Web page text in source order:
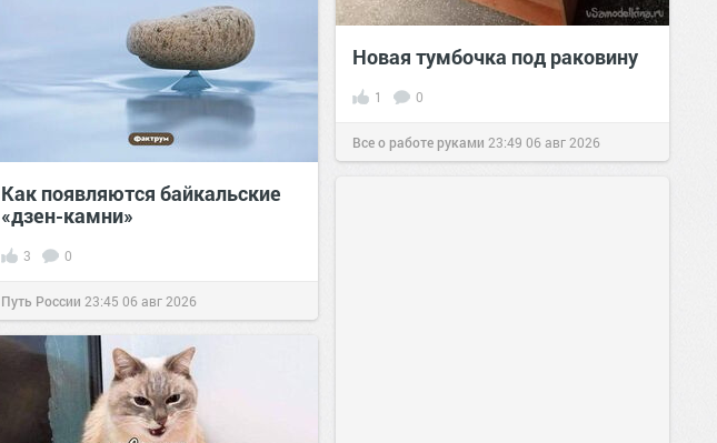
Новая тумбочка под раковину
1 0
Все о работе руками 23:49 06 авг 2026
Как появляются байкальские
«дзен-камни»
3 0
Путь России 23:45 06 авг 2026